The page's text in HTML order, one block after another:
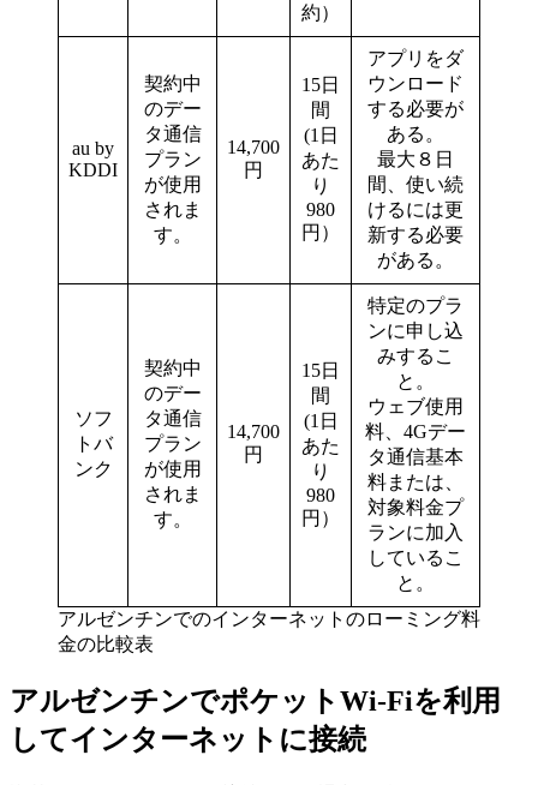
約）
au by
KDDI
契約中
のデー
タ通信
プラン
が使用
されま
す。
14,700
円
15日
間
(1日
あた
り
980
円）
アプリをダ
ウンロード
する必要が
ある。
最大８日
間、使い続
けるには更
新する必要
がある。
ソフ
トバ
ンク
契約中
のデー
タ通信
プラン
が使用
されま
す。
14,700
円
15日
間
(1日
あた
り
980
円）
特定のプラ
ンに申し込
みするこ
と。
ウェブ使用
料、4Gデー
タ通信基本
料または、
対象料金プ
ランに加入
しているこ
と。
アルゼンチンでのインターネットのローミング料
金の比較表
アルゼンチンでポケットWi-Fiを利用
してインターネットに接続